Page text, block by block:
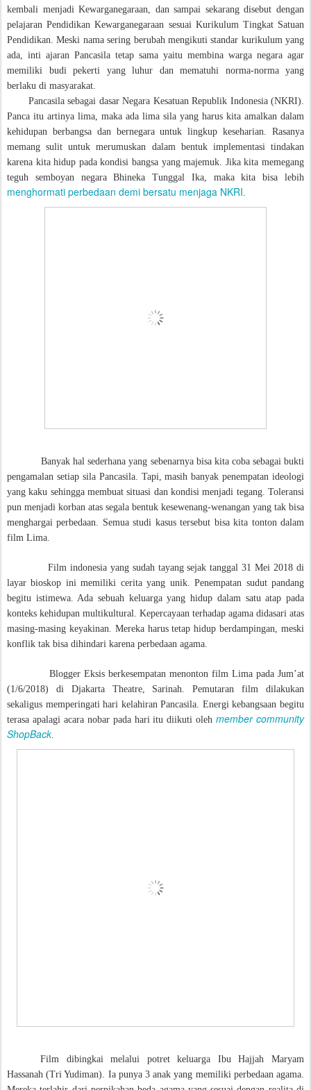
kembali menjadi Kewarganegaraan, dan sampai sekarang disebut dengan
pelajaran Pendidikan Kewarganegaraan sesuai Kurikulum Tingkat Satuan
Pendidikan. Meski nama sering berubah mengikuti standar kurikulum yang
ada, inti ajaran Pancasila tetap sama yaitu membina warga negara agar
memiliki budi pekerti yang luhur dan mematuhi norma-norma yang
berlaku di masyarakat.
Pancasila sebagai dasar Negara Kesatuan Republik Indonesia (NKRI).
Panca itu artinya lima, maka ada lima sila yang harus kita amalkan dalam
kehidupan berbangsa dan bernegara untuk lingkup keseharian. Rasanya
memang sulit untuk merumuskan dalam bentuk implementasi tindakan
karena kita hidup pada kondisi bangsa yang majemuk. Jika kita memegang
teguh semboyan negara Bhineka Tunggal Ika, maka kita bisa lebih
menghormati perbedaan demi bersatu menjaga NKRI
Banyak hal sederhana yang sebenarnya bisa kita coba sebagai bukti
pengamalan setiap sila Pancasila. Tapi, masih banyak penempatan ideologi
yang kaku sehingga membuat situasi dan kondisi menjadi tegang. Toleransi
pun menjadi korban atas segala bentuk kesewenang-wenangan yang tak bisa
menghargai perbedaan. Semua studi kasus tersebut bisa kita tonton dalam
film Lima.
Film indonesia yang sudah tayang sejak tanggal 31 Mei 2018 di
layar bioskop ini memiliki cerita yang unik. Penempatan sudut pandang
begitu istimewa. Ada sebuah keluarga yang hidup dalam satu atap pada
konteks kehidupan multikultural. Kepercayaan terhadap agama didasari atas
masing-masing keyakinan. Mereka harus tetap hidup berdampingan, meski
konflik tak bisa dihindari karena perbedaan agama.
Blogger Eksis berkesempatan menonton film Lima pada Jum’at
(1/6/2018) di Djakarta Theatre, Sarinah. Pemutaran film dilakukan
sekaligus memperingati hari kelahiran Pancasila. Energi kebangsaan begitu
terasa apalagi acara nobar pada hari itu diikuti olehmember community
ShopBack.
Film dibingkai melalui potret keluarga Ibu Hajjah Maryam
Hassanah (Tri Yudiman). Ia punya 3 anak yang memiliki perbedaan agama.